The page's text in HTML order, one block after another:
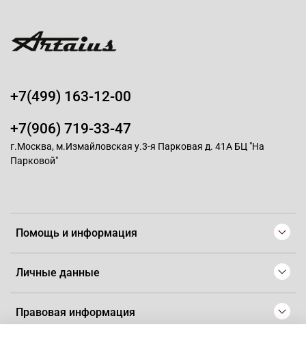
Помощь и информация
Личные данные
Правовая информация
+7(499) 163-12-00
+7(906) 719-33-47
г.Москва, м.Измайловская у.3-я Парковая д. 41А БЦ "На
Парковой"